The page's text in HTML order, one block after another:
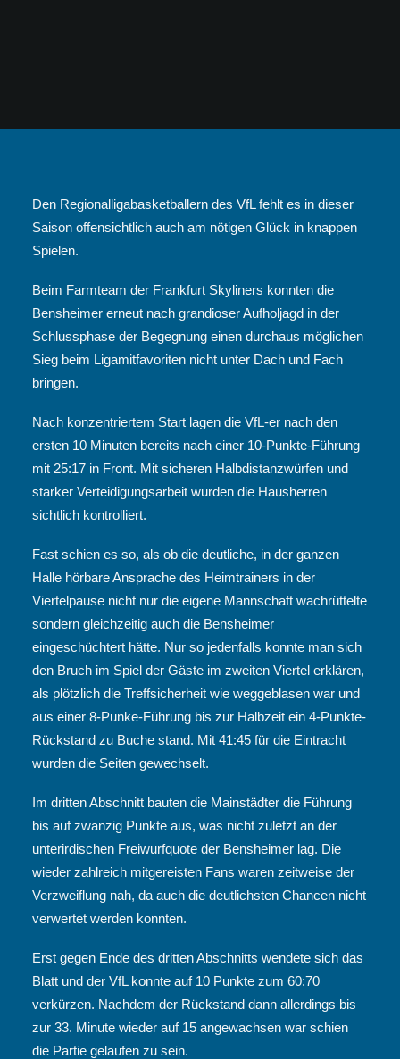
Den Regionalligabasketballern des VfL fehlt es in dieser
Saison offensichtlich auch am nötigen Glück in knappen
Spielen.
Beim Farmteam der Frankfurt Skyliners konnten die
Bensheimer erneut nach grandioser Aufholjagd in der
Schlussphase der Begegnung einen durchaus möglichen
Sieg beim Ligamitfavoriten nicht unter Dach und Fach
bringen.
Nach konzentriertem Start lagen die VfL-er nach den
ersten 10 Minuten bereits nach einer 10-Punkte-Führung
mit 25:17 in Front. Mit sicheren Halbdistanzwürfen und
starker Verteidigungsarbeit wurden die Hausherren
sichtlich kontrolliert.
Fast schien es so, als ob die deutliche, in der ganzen
Halle hörbare Ansprache des Heimtrainers in der
Viertelpause nicht nur die eigene Mannschaft wachrüttelte
sondern gleichzeitig auch die Bensheimer
eingeschüchtert hätte. Nur so jedenfalls konnte man sich
den Bruch im Spiel der Gäste im zweiten Viertel erklären,
als plötzlich die Treffsicherheit wie weggeblasen war und
aus einer 8-Punke-Führung bis zur Halbzeit ein 4-Punkte-
Rückstand zu Buche stand. Mit 41:45 für die Eintracht
wurden die Seiten gewechselt.
Im dritten Abschnitt bauten die Mainstädter die Führung
bis auf zwanzig Punkte aus, was nicht zuletzt an der
unterirdischen Freiwurfquote der Bensheimer lag. Die
wieder zahlreich mitgereisten Fans waren zeitweise der
Verzweiflung nah, da auch die deutlichsten Chancen nicht
verwertet werden konnten.
Erst gegen Ende des dritten Abschnitts wendete sich das
Blatt und der VfL konnte auf 10 Punkte zum 60:70
verkürzen. Nachdem der Rückstand dann allerdings bis
zur 33. Minute wieder auf 15 angewachsen war schien
die Partie gelaufen zu sein.